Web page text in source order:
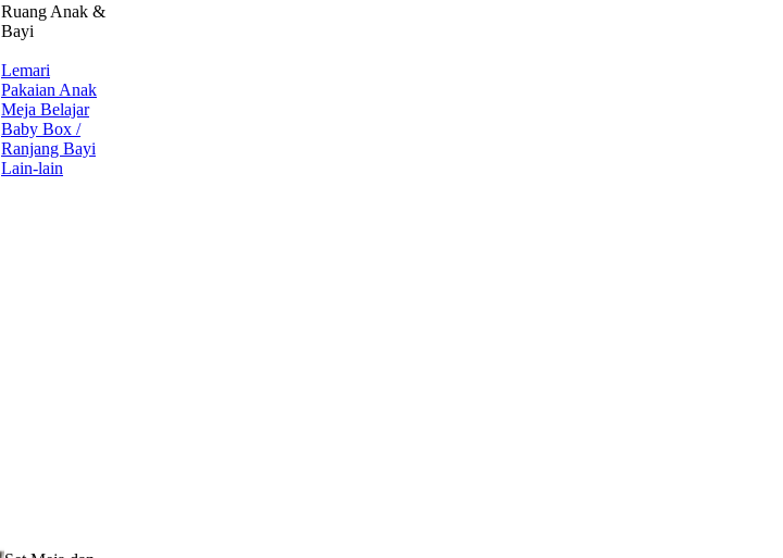
Ruang Anak &
Bayi
Lemari
Pakaian Anak
Meja Belajar
Baby Box /
Ranjang Bayi
Lain-lain